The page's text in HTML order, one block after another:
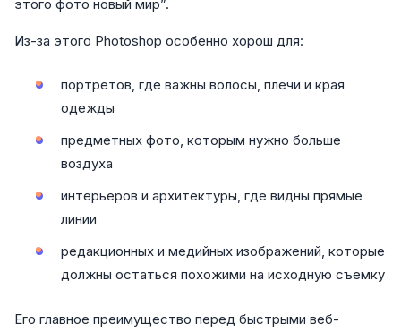
этого фото новый мир”.
Из-за этого Photoshop особенно хорош для:
портретов, где важны волосы, плечи и края
одежды
предметных фото, которым нужно больше
воздуха
интерьеров и архитектуры, где видны прямые
линии
редакционных и медийных изображений, которые
должны остаться похожими на исходную съемку
Его главное преимущество перед быстрыми веб-